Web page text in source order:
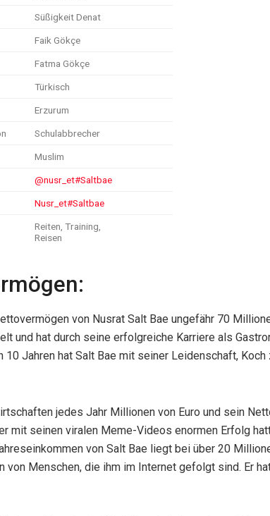
Süßigkeit Denat
Faik Gökçe
Fatma Gökçe
Türkisch
Erzurum
Schulabbrecher
Muslim
@nusr_et#Saltbae
Nusr_et#Saltbae
Reiten, Training,
Reisen
von Nusrat Salt Bae ungefähr 70
und hat durch seine erfolgreiche Karriere als
10 Jahren hat Salt Bae mit seiner Leidenschaft, Koch
jedes Jahr Millionen von Euro und sein
mit seinen viralen Meme-Videos enormen Erfolg
von Salt Bae liegt bei über 20
von Menschen, die ihm im Internet gefolgt sind. Er